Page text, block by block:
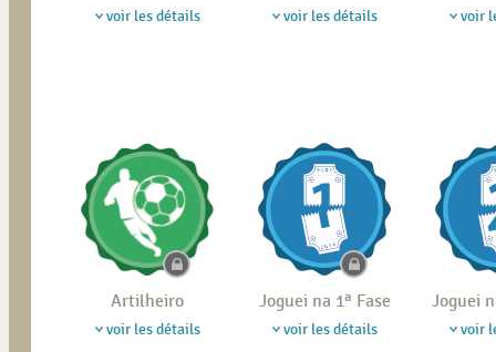
voir les détails voir les détails voir
Artilheiro
voir les détails
Joguei na 1ª Fase
voir les détails
Joguei
voir